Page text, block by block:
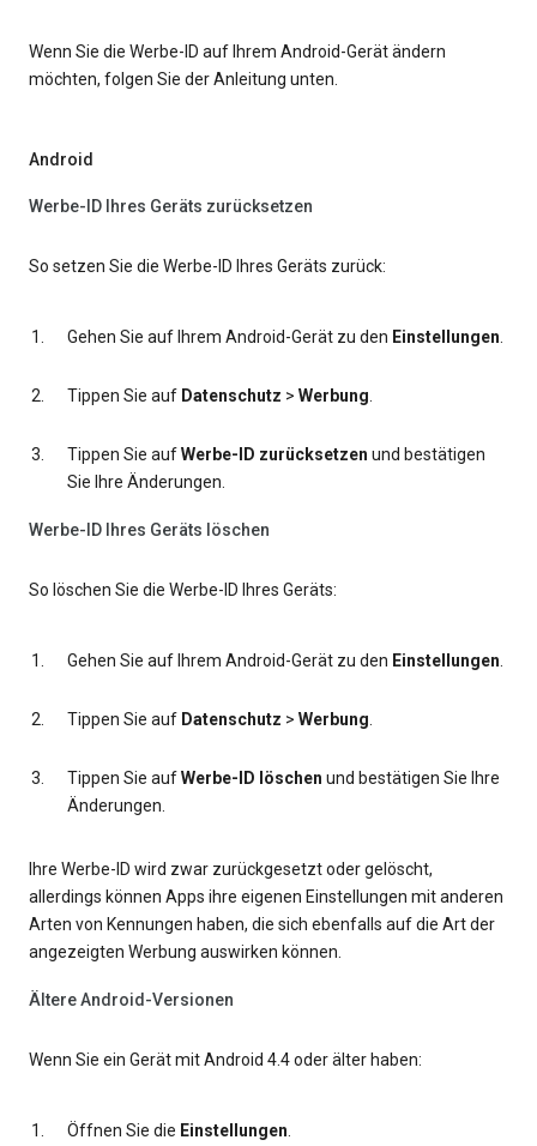
Wenn Sie die Werbe-ID auf Ihrem Android-Gerät ändern
möchten, folgen Sie der Anleitung unten.
Android
Werbe-ID Ihres Geräts zurücksetzen
So setzen Sie die Werbe-ID Ihres Geräts zurück:
Gehen Sie auf Ihrem Android-Gerät zu den Einstellungen.
Tippen Sie auf Datenschutz > Werbung.
Tippen Sie aufWerbe-ID zurücksetzen und bestätigen
Sie Ihre Änderungen.
Werbe-ID Ihres Geräts löschen
So löschen Sie die Werbe-ID Ihres Geräts:
Gehen Sie auf Ihrem Android-Gerät zu den Einstellungen.
Tippen Sie auf Datenschutz > Werbung.
Tippen Sie aufWerbe-ID löschen und bestätigen Sie Ihre
Änderungen.
Ihre Werbe-ID wird zwar zurückgesetzt oder gelöscht,
allerdings können Apps ihre eigenen Einstellungen mit anderen
Arten von Kennungen haben, die sich ebenfalls auf die Art der
angezeigten Werbung auswirken können.
Ältere Android-Versionen
Wenn Sie ein Gerät mit Android 4.4 oder älter haben:
Öffnen Sie die Einstellungen.